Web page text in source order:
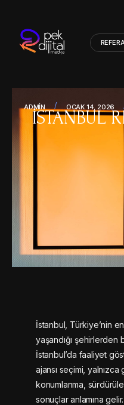
ADMIN / OCAK 14, 2026
İSTANBUL
İstanbul, Türkiye’nin
yaşandığı şehirlerden
İstanbul’da faaliyet
ajansı seçimi,
konumlanma,
sonuçlar anlamına gelir.